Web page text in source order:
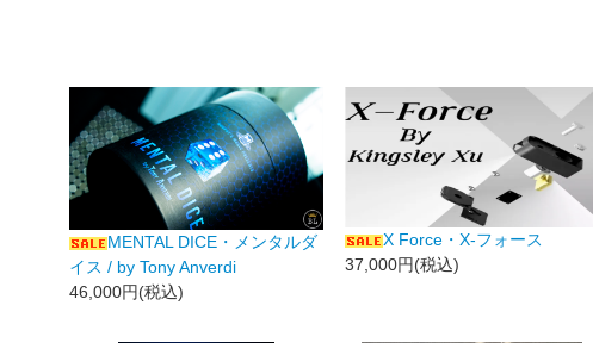
MENTAL DICE・メンタルダ
イス / by Tony Anverdi
46,000円(税込)
X Force・X-フォース
37,000円(税込)